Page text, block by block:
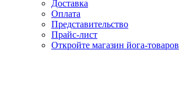
Доставка
Оплата
Представительство
Прайс-лист
Откройте магазин йога-товаров